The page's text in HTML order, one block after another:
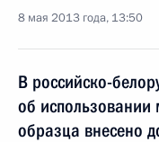
8 мая 2013 года, 13:50
В российско-
об использовании
образца внесено